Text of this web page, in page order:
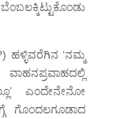
ಹಳ್ಳಿವರೆಗಿನ ‘ನಮ್ಮ
ಎಂದೇನೇನೋ
ಗೊಂದಲಗೂಡಾದ